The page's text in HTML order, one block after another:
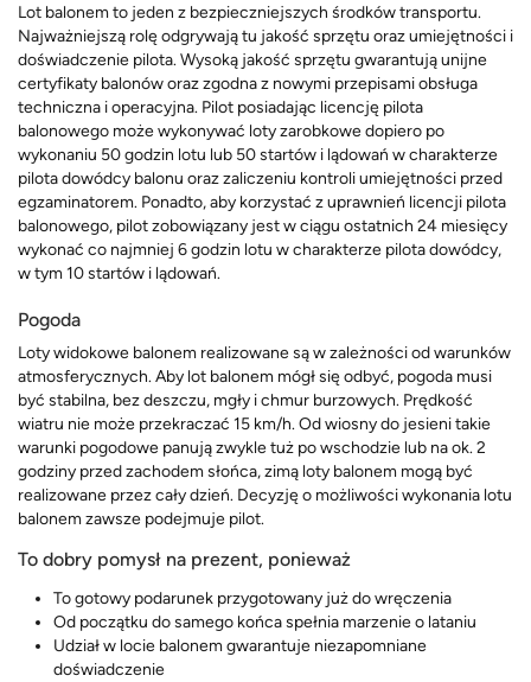
Lot balonem to jeden z bezpieczniejszych środków transportu.
Najważniejszą rolę odgrywają tu jakość sprzętu oraz umiejętności i
doświadczenie pilota. Wysoką jakość sprzętu gwarantują unijne
certyfikaty balonów oraz zgodna z nowymi przepisami obsługa
techniczna i operacyjna. Pilot posiadając licencję pilota
balonowego może wykonywać loty zarobkowe dopiero po
wykonaniu 50 godzin lotu lub 50 startów i lądowań w charakterze
pilota dowódcy balonu oraz zaliczeniu kontroli umiejętności przed
egzaminatorem. Ponadto, aby korzystać z uprawnień licencji pilota
balonowego, pilot zobowiązany jest w ciągu ostatnich 24 miesięcy
wykonać co najmniej 6 godzin lotu w charakterze pilota dowódcy,
w tym 10 startów i lądowań.
Pogoda
Loty widokowe balonem realizowane są w zależności od warunków
atmosferycznych. Aby lot balonem mógł się odbyć, pogoda musi
być stabilna, bez deszczu, mgły i chmur burzowych. Prędkość
wiatru nie może przekraczać 15 km/h. Od wiosny do jesieni takie
warunki pogodowe panują zwykle tuż po wschodzie lub na ok. 2
godziny przed zachodem słońca, zimą loty balonem mogą być
realizowane przez cały dzień. Decyzję o możliwości wykonania lotu
balonem zawsze podejmuje pilot.
To dobry pomysł na prezent, ponieważ
To gotowy podarunek przygotowany już do wręczenia
Od początku do samego końca spełnia marzenie o lataniu
Udział w locie balonem gwarantuje niezapomniane
doświadczenie